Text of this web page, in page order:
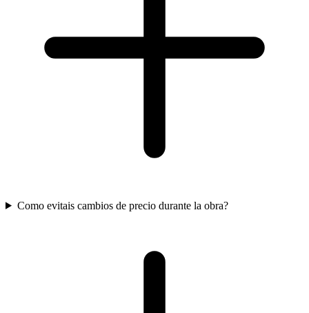
Como evitais cambios de precio durante la obra?